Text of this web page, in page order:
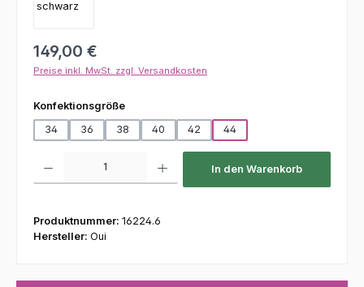
Regulärer Preis:
149,00 €
Preise inkl. MwSt. zzgl. Versandkosten
Konfektionsgrößeauswählen
34
36 38 40 42 44
In den Warenkorb
Produktnummer: 16224.6
Hersteller: Oui